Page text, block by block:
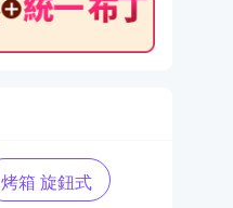
烤箱 旋鈕式